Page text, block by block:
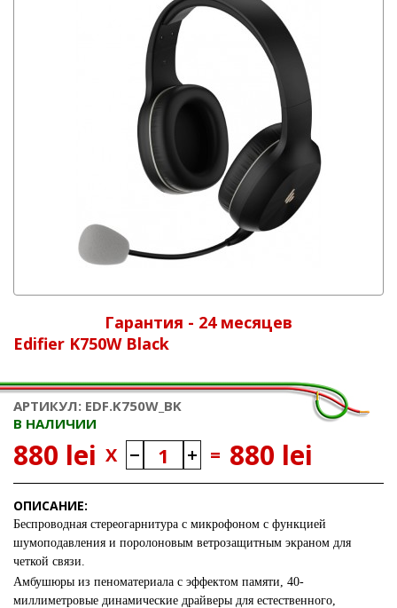
Гарантия - 24 месяцев
Edifier K750W Black
АРТИКУЛ: EDF.K750W_BK
В НАЛИЧИИ
880 lei X = 880 lei
ОПИСАНИЕ:
Беспроводная стереогарнитура с микрофоном с функцией
шумоподавления и поролоновым ветрозащитным экраном для
четкой связи.
Амбушюры из пеноматериала с эффектом памяти, 40-
миллиметровые динамические драйверы для естественного,